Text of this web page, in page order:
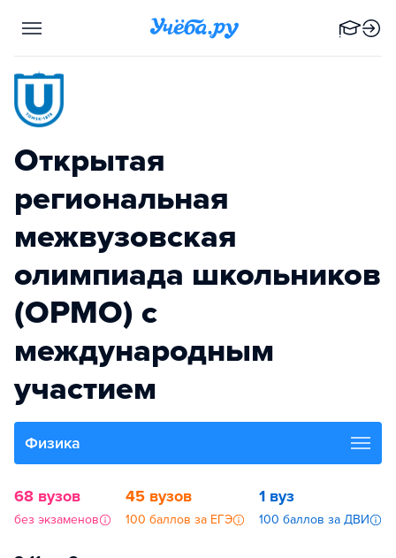
Открытая
региональная
межвузовская
олимпиада школьников
(ОРМО) с
международным
участием
Физика
68 вузов
без экзаменов
45 вузов
100 баллов за ЕГЭ
1 вуз
100 баллов за ДВИ